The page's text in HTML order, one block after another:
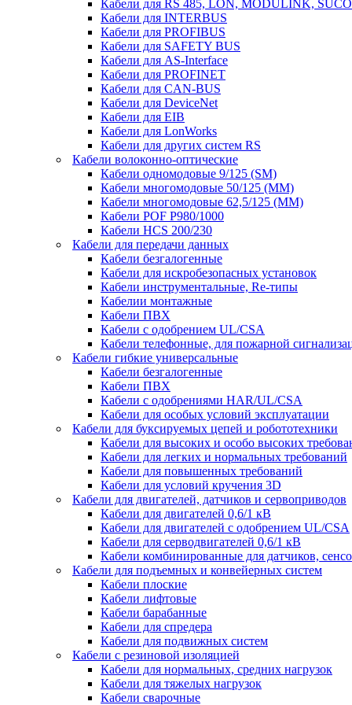
Кабели для RS 485, LON, MODULINK,
Кабели для INTERBUS
Кабели для PROFIBUS
Кабели для SAFETY BUS
Кабели для AS-Interface
Кабели для PROFINET
Кабели для CAN-BUS
Кабели для DeviceNet
Кабели для EIB
Кабели для LonWorks
Кабели для других систем RS
Кабели волоконно-оптические
Кабели одномодовые 9/125 (SM)
Кабели многомодовые 50/125 (ММ)
Кабели многомодовые 62,5/125 (ММ)
Кабели POF P980/1000
Кабели HCS 200/230
Кабели для передачи данных
Кабели безгалогенные
Кабели для искробезопасных установок
Кабели инструментальные, Re-типы
Кабелии монтажные
Кабели ПВХ
Кабели с одобрением UL/CSA
Кабели телефонные, для пожарной
Кабели гибкие универсальные
Кабели безгалогенные
Кабели ПВХ
Кабели с одобрениями HAR/UL/CSA
Кабели для особых условий эксплуатации
Кабели для буксируемых цепей и робототехники
Кабели для высоких и особо высоких
Кабели для легких и нормальных требований
Кабели для повышенных требований
Кабели для условий кручения 3D
Кабели для двигателей, датчиков и сервоприводов
Кабели для двигателей 0,6/1 кВ
Кабели для двигателей с одобрением UL/CSA
Кабели для серводвигателей 0,6/1 кВ
Кабели комбинированные для датчиков,
Кабели для подъемных и конвейерных систем
Кабели плоские
Кабели лифтовые
Кабели барабанные
Кабели для спредера
Кабели для подвижных систем
Кабели с резиновой изоляцией
Кабели для нормальных, средних нагрузок
Кабели для тяжелых нагрузок
Кабели сварочные